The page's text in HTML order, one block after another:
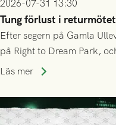
2026-07-31 13:30
Tung förlust i
Efter segern på Gamla
på Right to Dream Park,
upphöra efter mindre än
tennissiffror och det
Läs mer